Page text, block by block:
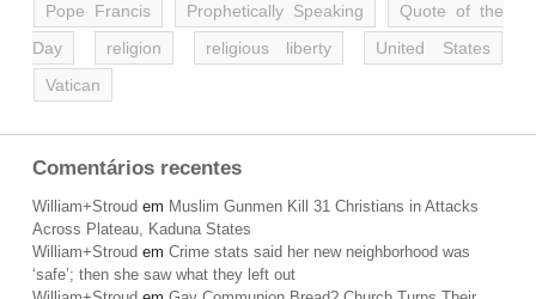
Pope Francis
Prophetically Speaking
Quote of the
Day
religion religious liberty
United States
Vatican
Comentários recentes
William+Stroud em Muslim Gunmen Kill 31 Christians in Attacks
Across Plateau, Kaduna States
William+Stroud em Crime stats said her new neighborhood was
‘safe’; then she saw what they left out